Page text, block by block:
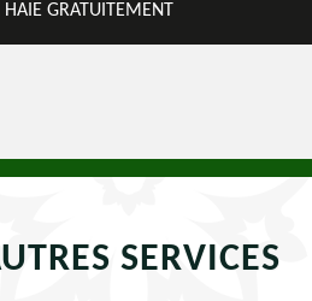
HAIE GRATUITEMENT
SERVICES